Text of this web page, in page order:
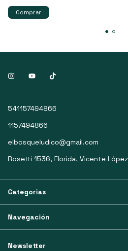
541157494866
1157494866
elbosqueludico@gmail.com
Rosetti 1536, Florida, Vicente López
Categorias
Navegación
Newsletter